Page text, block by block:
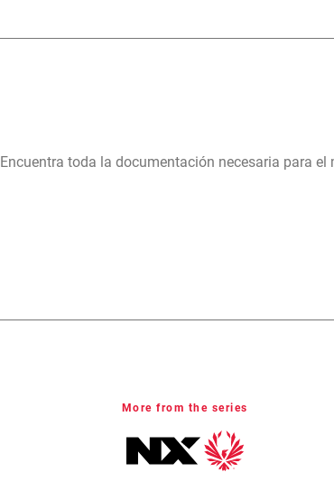
Encuentra toda la documentación necesaria para
More from the series